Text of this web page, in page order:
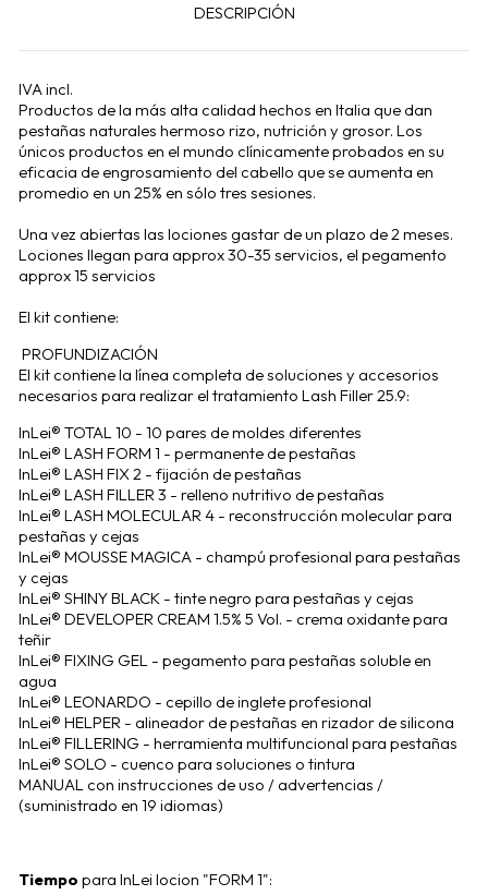
DESCRIPCIÓN
IVA incl.
Productos de la más alta calidad hechos en Italia que dan
pestañas naturales hermoso rizo, nutrición y grosor. Los
únicos productos en el mundo clínicamente probados en su
eficacia de engrosamiento del cabello que se aumenta en
promedio en un 25% en sólo tres sesiones.
Una vez abiertas las lociones gastar de un plazo de 2 meses.
Lociones llegan para approx 30-35 servicios, el pegamento
approx 15 servicios
El kit contiene:
PROFUNDIZACIÓN
El kit contiene la línea completa de soluciones y accesorios
necesarios para realizar el tratamiento Lash Filler 25.9:
InLei® TOTAL 10 - 10 pares de moldes diferentes
InLei® LASH FORM 1 - permanente de pestañas
InLei® LASH FIX 2 - fijación de pestañas
InLei® LASH FILLER 3 - relleno nutritivo de pestañas
InLei® LASH MOLECULAR 4 - reconstrucción molecular para
pestañas y cejas
InLei® MOUSSE MAGICA - champú profesional para pestañas
y cejas
InLei® SHINY BLACK - tinte negro para pestañas y cejas
InLei® DEVELOPER CREAM 1.5% 5 Vol. - crema oxidante para
teñir
InLei® FIXING GEL - pegamento para pestañas soluble en
agua
InLei® LEONARDO - cepillo de inglete profesional
InLei® HELPER - alineador de pestañas en rizador de silicona
InLei® FILLERING - herramienta multifuncional para pestañas
InLei® SOLO - cuenco para soluciones o tintura
MANUAL con instrucciones de uso / advertencias /
(suministrado en 19 idiomas)
Tiempo para InLei locion "FORM 1":